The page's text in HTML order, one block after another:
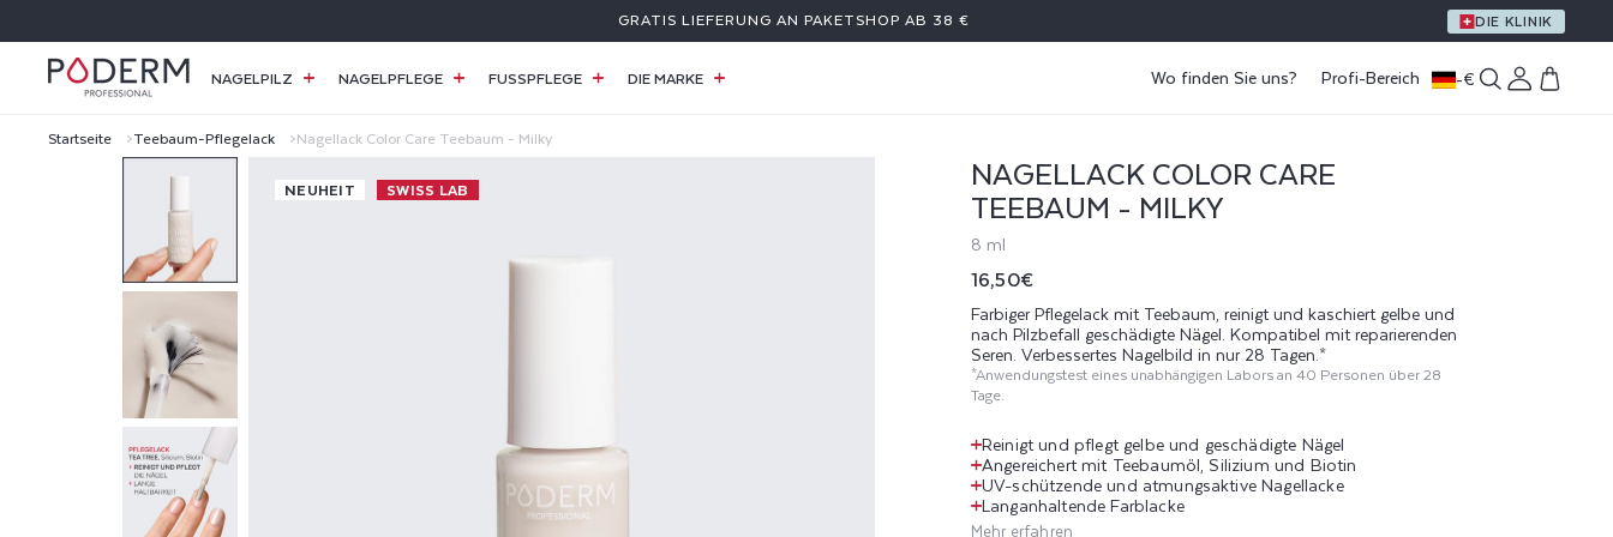
INHALT
GRATIS LIEFERUNG AN PAKETSHOP AB 38 € EIN GESCHENK AB EINEM EINKAUFSWERT VON 59 €
DIE KLINIK
NAGELPILZ NAGELPFLEGE FUSSPFLEGE DIE MARKE Wo finden Sie uns? Profi-Bereich -€ Einloggen
Warenkorb
Startseite Teebaum-Pflegelack Nagellack Color Care Teebaum - Milky
NEUHEIT SWISS LAB NAGELLACK COLOR CARE
TEEBAUM - MILKY
8 ml
Normaler
Preis
16,50€
Farbiger Pflegelack mit Teebaum, reinigt und kaschiert gelbe und
nach Pilzbefall geschädigte Nägel. Kompatibel mit reparierenden
Seren. Verbessertes Nagelbild in nur 28 Tagen.*
*Anwendungstest eines unabhängigen Labors an 40 Personen über 28
Tage.
Reinigt und pflegt gelbe und geschädigte Nägel
Angereichert mit Teebaumöl, Silizium und Biotin
UV-schützende und atmungsaktive Nagellacke
Langanhaltende Farblacke
Mehr erfahren